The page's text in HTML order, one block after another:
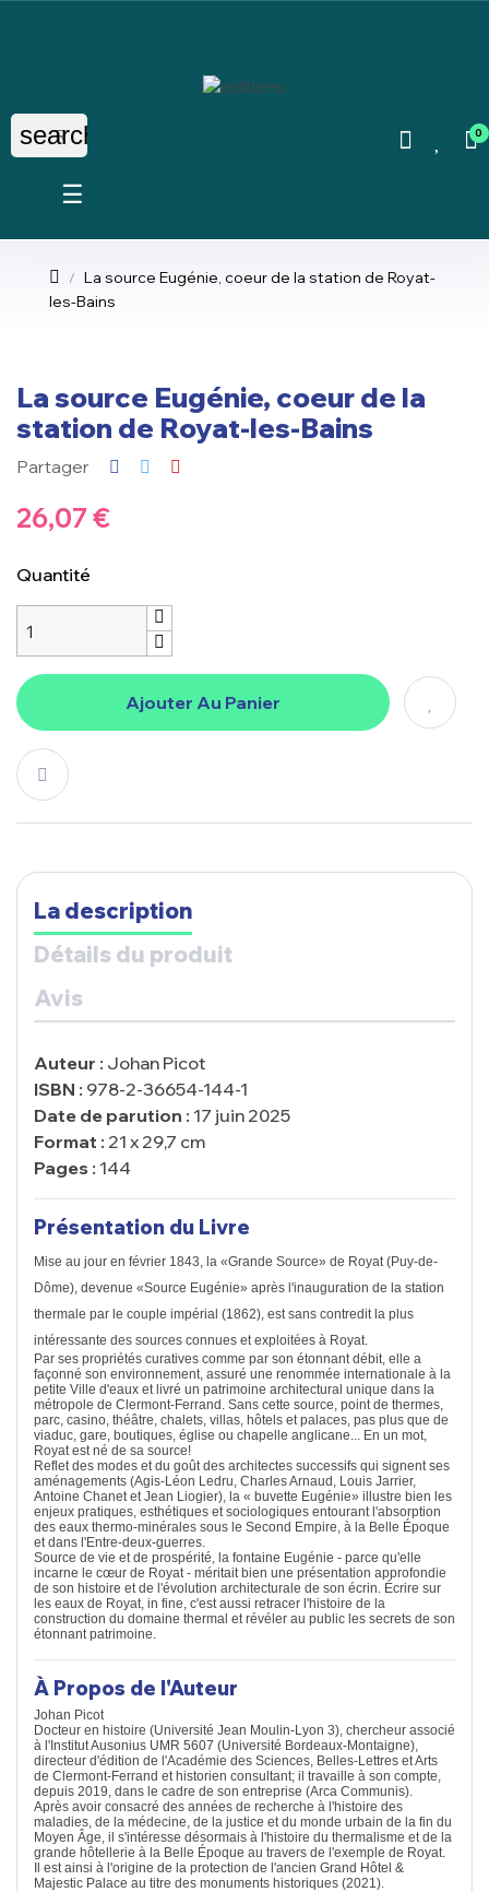
search 0
Basculer
navigation
☰
La source Eugénie, coeur de la station de Royat-
les-Bains
La source Eugénie, coeur de la
station de Royat-les-Bains
Partager
26,07 €
Quantité
Ajouter Au Panier
La description
Détails du produit
Avis
Auteur : Johan Picot
ISBN : 978-2-36654-144-1
Date de parution : 17 juin 2025
Format : 21 x 29,7 cm
Pages : 144
Présentation du Livre
Mise au jour en février 1843, la «Grande Source» de Royat (Puy-de-
Dôme), devenue «Source Eugénie» après l'inauguration de la station
thermale par le couple impérial (1862), est sans contredit la plus
intéressante des sources connues et exploitées à Royat.
Par ses propriétés curatives comme par son étonnant débit, elle a
façonné son environnement, assuré une renommée internationale à la
petite Ville d'eaux et livré un patrimoine architectural unique dans la
métropole de Clermont-Ferrand. Sans cette source, point de thermes,
parc, casino, théâtre, chalets, villas, hôtels et palaces, pas plus que de
viaduc, gare, boutiques, église ou chapelle anglicane... En un mot,
Royat est né de sa source!
Reflet des modes et du goût des architectes successifs qui signent ses
aménagements (Agis-Léon Ledru, Charles Arnaud, Louis Jarrier,
Antoine Chanet et Jean Liogier), la « buvette Eugénie» illustre bien les
enjeux pratiques, esthétiques et sociologiques entourant l'absorption
des eaux thermo-minérales sous le Second Empire, à la Belle Époque
et dans l'Entre-deux-guerres.
Source de vie et de prospérité, la fontaine Eugénie - parce qu'elle
incarne le cœur de Royat - méritait bien une présentation approfondie
de son histoire et de l'évolution architecturale de son écrin. Écrire sur
les eaux de Royat, in fine, c'est aussi retracer l'histoire de la
construction du domaine thermal et révéler au public les secrets de son
étonnant patrimoine.
À Propos de l'Auteur
Johan Picot
Docteur en histoire (Université Jean Moulin-Lyon 3), chercheur associé
à l'Institut Ausonius UMR 5607 (Université Bordeaux-Montaigne),
directeur d'édition de l'Académie des Sciences, Belles-Lettres et Arts
de Clermont-Ferrand et historien consultant; il travaille à son compte,
depuis 2019, dans le cadre de son entreprise (Arca Communis).
Après avoir consacré des années de recherche à l'histoire des
maladies, de la médecine, de la justice et du monde urbain de la fin du
Moyen Âge, il s'intéresse désormais à l'histoire du thermalisme et de la
grande hôtellerie à la Belle Époque au travers de l'exemple de Royat.
Il est ainsi à l'origine de la protection de l'ancien Grand Hôtel &
Majestic Palace au titre des monuments historiques (2021).